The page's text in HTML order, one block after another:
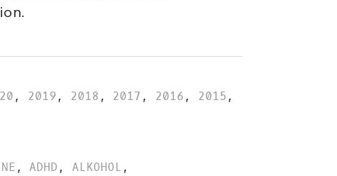
, 2019, 2018, 2017 , 2016, 2015,
, ADHD, ALKOHOL,